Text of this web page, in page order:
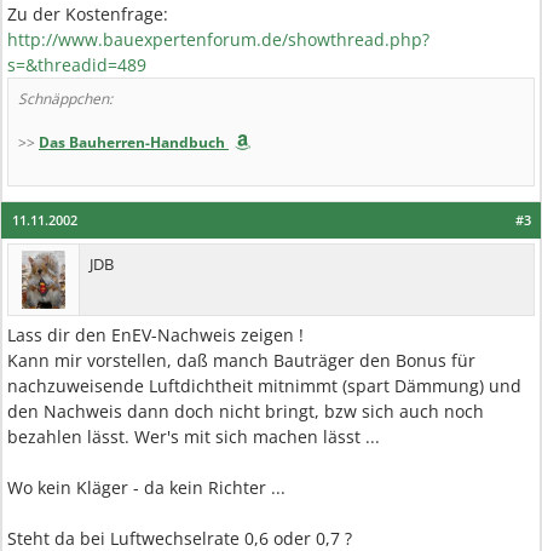
Zu der Kostenfrage:
http://www.bauexpertenforum.de/showthread.php?
s=&threadid=489
Schnäppchen:
>> Das Bauherren-Handbuch
#3
11.11.2002
JDB
Lass dir den EnEV-Nachweis zeigen !
Kann mir vorstellen, daß manch Bauträger den Bonus für
nachzuweisende Luftdichtheit mitnimmt (spart Dämmung) und
den Nachweis dann doch nicht bringt, bzw sich auch noch
bezahlen lässt. Wer's mit sich machen lässt ...
Wo kein Kläger - da kein Richter ...
Steht da bei Luftwechselrate 0,6 oder 0,7 ?